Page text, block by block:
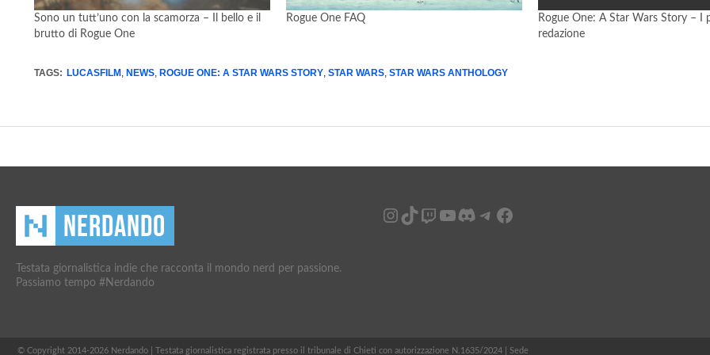
Sono un tutt’uno con la scamorza – Il bello e il
brutto di Rogue One
Rogue One FAQ
Rogue One: A Star Wars Story – I
redazione
TAGS: LUCASFILM , NEWS, ROGUE ONE: A STAR WARS STORY, STAR WARS, STAR WARS ANTHOLOGY
Testata giornalistica indie che racconta il mondo nerd per passione.
Passiamo tempo #Nerdando
Instagram
TikTok
Twitch
YouTube
Discord
Telegram
Facebook
© Copyright 2014-2026 Nerdando | Testata giornalistica registrata presso il tribunale di Chieti con autorizzazione N.1635/2024 | Sede